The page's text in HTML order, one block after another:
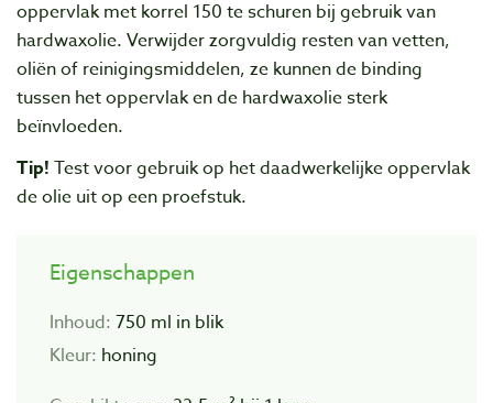
oppervlak met korrel 150 te schuren bij gebruik van
hardwaxolie. Verwijder zorgvuldig resten van vetten,
oliën of reinigingsmiddelen, ze kunnen de binding
tussen het oppervlak en de hardwaxolie sterk
beïnvloeden.
Tip! Test voor gebruik op het daadwerkelijke oppervlak
de olie uit op een proefstuk.
Eigenschappen
Inhoud: 750 ml in blik
Kleur: honing